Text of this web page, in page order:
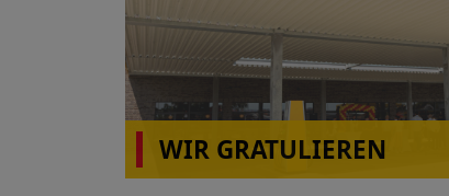
WIR GRATULIEREN
wiro Autohof A31 Rhede(Ems)